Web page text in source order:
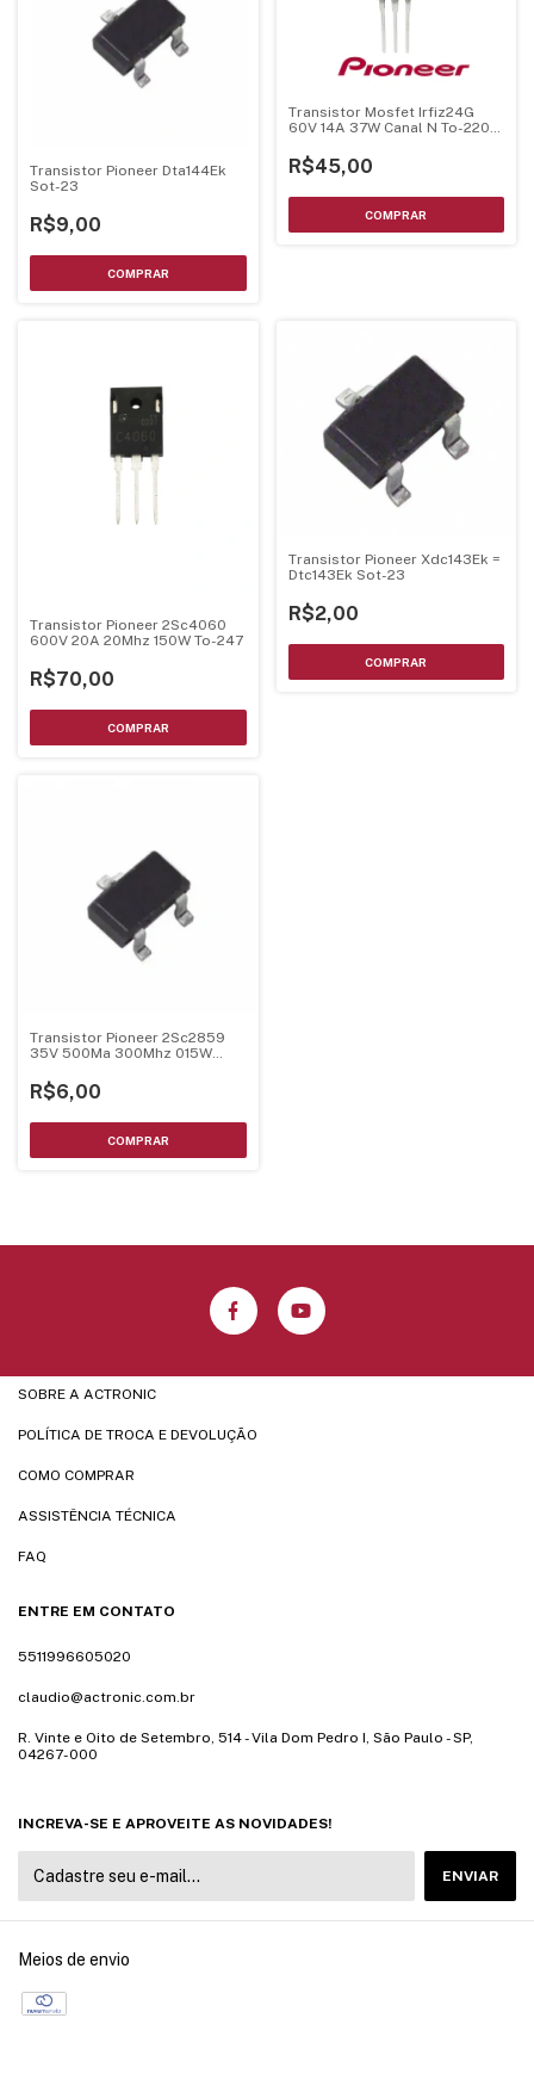
Transistor Pioneer Dta144Ek
Sot-23
R$9,00
Transistor Mosfet Irfiz24G
60V 14A 37W Canal N To-220F
R$45,00
Transistor Pioneer 2Sc4060
600V 20A 20Mhz 150W To-247
R$70,00
Transistor Pioneer Xdc143Ek =
Dtc143Ek Sot-23
R$2,00
Transistor Pioneer 2Sc2859
35V 500Ma 300Mhz 015W
R$6,00
SOBRE A ACTRONIC
POLÍTICA DE TROCA E DEVOLUÇÃO
COMO COMPRAR
ASSISTÊNCIA TÉCNICA
FAQ
ENTRE EM CONTATO
5511996605020
claudio@actronic.com.br
R. Vinte e Oito de Setembro, 514 - Vila Dom Pedro I, São Paulo - SP,
04267-000
INCREVA-SE E APROVEITE AS NOVIDADES!
Meios de envio